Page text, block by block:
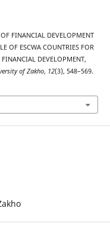
FINANCIAL DEVELOPMENT
OF ESCWA COUNTRIES FOR
DEVELOPMENT,
of Zakho, 12(3), 548–569.